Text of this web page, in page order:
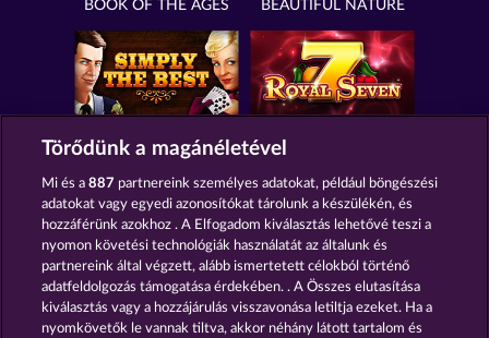
BOOK OF THE AGES BEAUTIFUL NATURE
SIMPLY THE BEST ROYAL SEVEN
GOLDEN EI OF
MOORHUHN
FOREVER
DIAMONDS
Összes játék mutatása
Törődünk a magánéletével
Mi és a887 partnereink személyes adatokat, például böngészési
adatokat vagy egyedi azonosítókat tárolunk a készülékén, és
hozzáférünk azokhoz . A Elfogadom kiválasztás lehetővé teszi a
nyomon követési technológiák használatát az általunk és
partnereink által végzett, alább ismertetett célokból történő
adatfeldolgozás támogatása érdekében. . A Összes elutasítása
kiválasztás vagy a hozzájárulás visszavonása letiltja ezeket. Ha a
nyomkövetők le vannak tiltva, akkor néhány látott tartalom és